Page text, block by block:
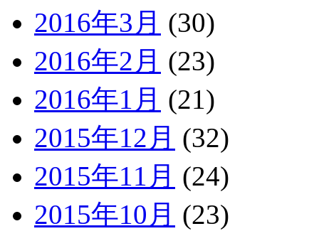
2016年3月 (30)
2016年2月 (23)
2016年1月 (21)
2015年12月 (32)
2015年11月 (24)
2015年10月 (23)